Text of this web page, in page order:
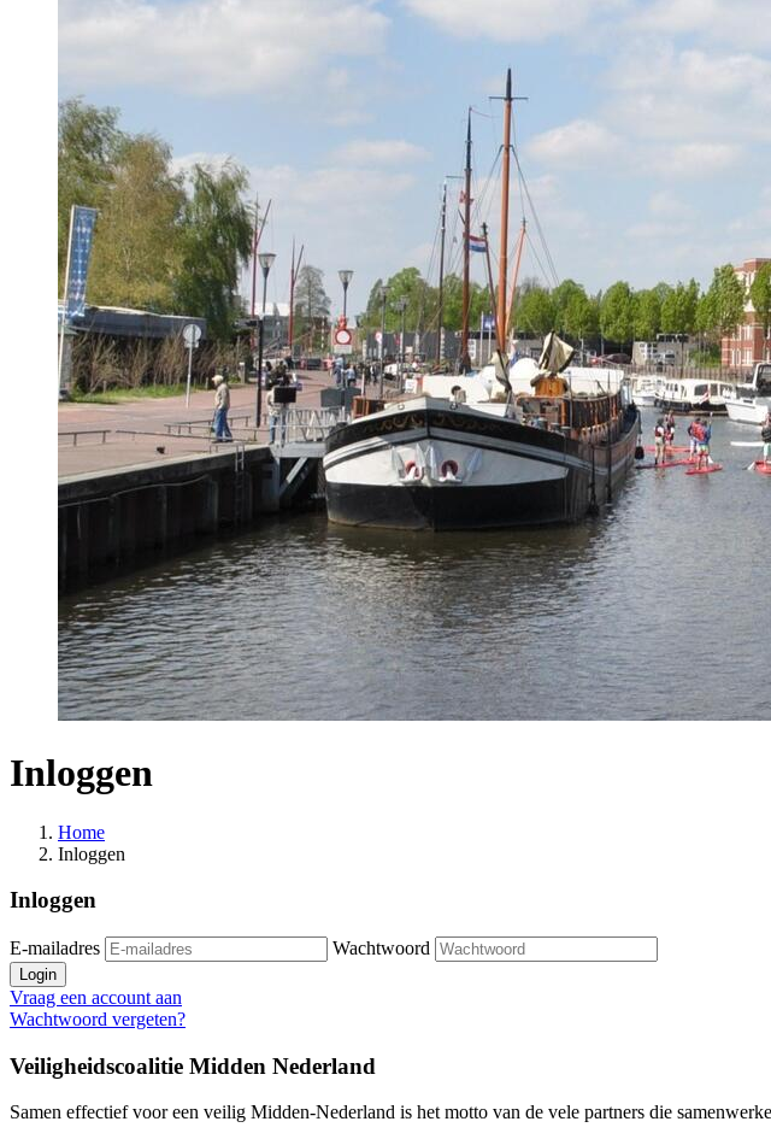
Inloggen
Home
Inloggen
Inloggen
E-mailadres Wachtwoord
Login
Vraag een account aan
Wachtwoord vergeten?
Veiligheidscoalitie Midden Nederland
Samen effectief voor een veilig Midden-Nederland is het motto van de vele partners die